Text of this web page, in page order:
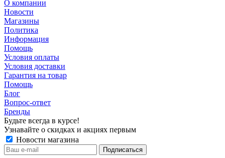
О компании
Новости
Магазины
Политика
Информация
Помощь
Условия оплаты
Условия доставки
Гарантия на товар
Помощь
Блог
Вопрос-ответ
Бренды
Будьте всегда в курсе!
Узнавайте о скидках и акциях первым
Новости магазина